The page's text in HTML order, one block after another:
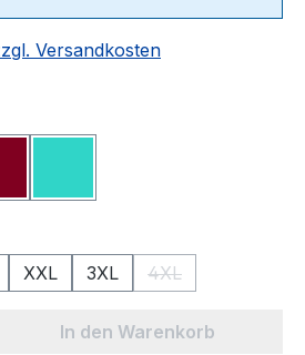
Versandkosten
XXL 3XL 4XL
(Diese Option ist
Gib den
In den Warenkorb